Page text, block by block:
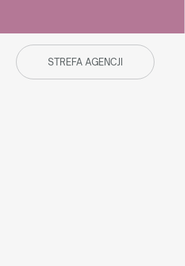
STREFA AGENCJI